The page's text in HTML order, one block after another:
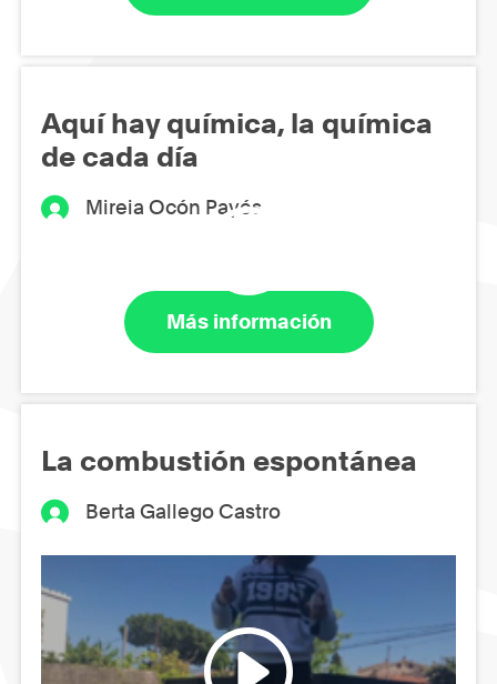
Aquí hay química, la química
de cada día
Mireia Ocón Payés
Más información
La combustión espontánea
Berta Gallego Castro